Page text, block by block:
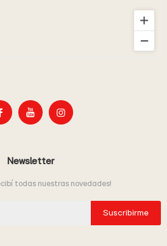
 
Newsletter
todas nuestras novedades!
Suscribirme